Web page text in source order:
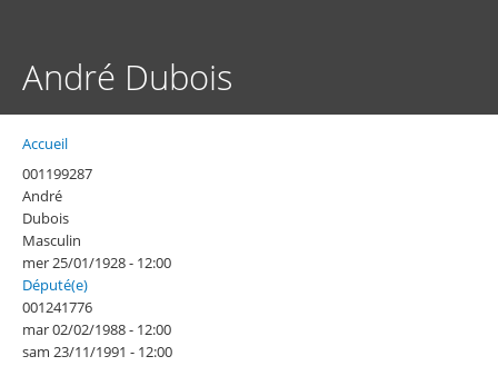
André Dubois
Fil
d'Ariane
Accueil
001199287
André
Dubois
Masculin
mer 25/01/1928 - 12:00
Député(e)
001241776
mar 02/02/1988 - 12:00
sam 23/11/1991 - 12:00